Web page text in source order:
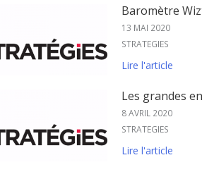
Baromètre
13 MAI 2020
STRATEGIES
Lire l'article
Les grandes
8 AVRIL 2020
STRATEGIES
Lire l'article